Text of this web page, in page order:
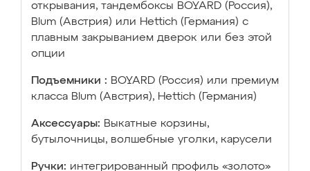
открывания, тандембоксы BOYARD (Россия),
Blum (Австрия) или Hettich (Германия) с
плавным закрыванием дверок или без этой
опции
Подъемники : BOYARD (Россия) или премиум
класса Blum (Австрия), Hettich (Германия)
Аксессуары: Выкатные корзины,
бутылочницы, волшебные уголки, карусели
Ручки: интегрированный профиль «золото»